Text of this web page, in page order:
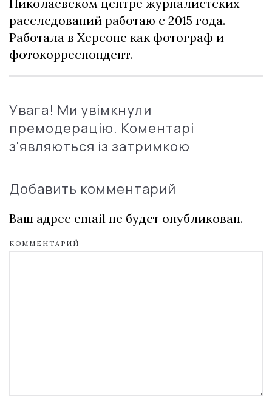
Николаевском центре журналистских
расследований работаю с 2015 года.
Работала в Херсоне как фотограф и
фотокорреспондент.
Увага! Ми увімкнули
премодерацію. Коментарі
з'являються із затримкою
Добавить комментарий
Ваш адрес email не будет опубликован.
КОММЕНТАРИЙ